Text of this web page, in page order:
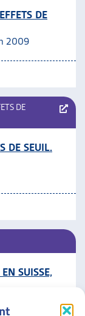
DE
2009
DE
DE SEUIL.
SUISSE,